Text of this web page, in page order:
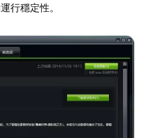
行穩定性。